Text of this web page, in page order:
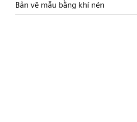
Bản vẽ mẫu bằng khí nén